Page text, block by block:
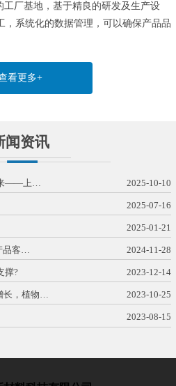
工厂基地，基于精良的研发及生产设
，系统化的数据管理，可以确保产品品
看更多+
闻资讯
——上… 2025-10-10
2025-07-16
2025-01-21
品客… 2024-11-28
撑? 2023-12-14
长，植物… 2023-10-25
2023-08-15